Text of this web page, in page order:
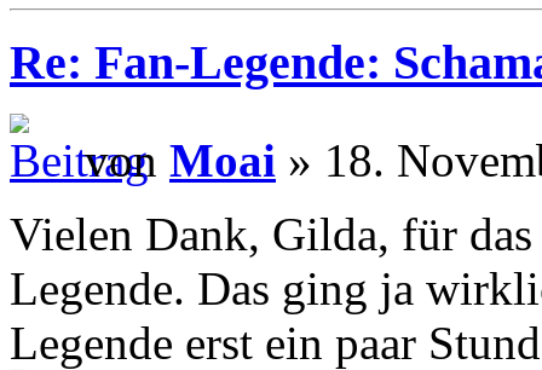
Re: Fan-Legende:
von Moai » 18.
Vielen Dank, Gilda, für
Legende. Das ging ja
Legende erst ein paar